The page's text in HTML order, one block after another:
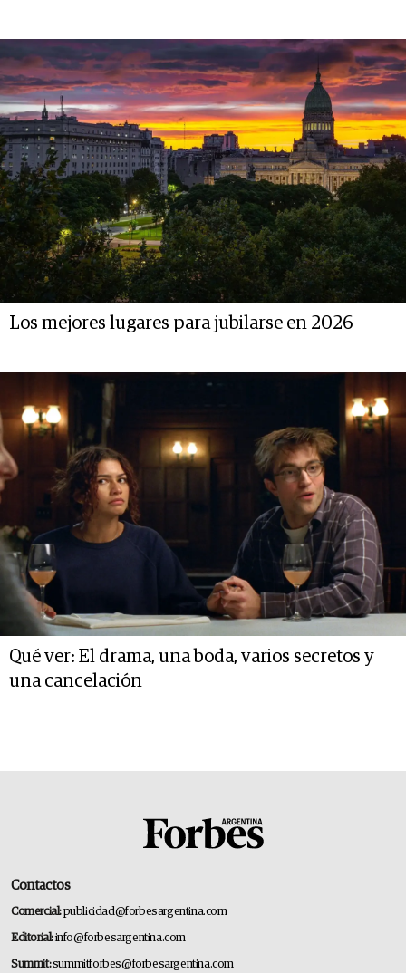
Los mejores lugares para jubilarse en 2026
Qué ver: El drama, una boda, varios secretos y
una cancelación
Contactos
Comercial:publicidad@forbesargentina.com
Editorial:info@forbesargentina.com
Summit:summitforbes@forbesargentina.com